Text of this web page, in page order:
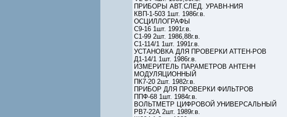
ПРИБОРЫ АВТ.СЛЕД. УРАВН-НИЯ
КВП-1-503 1шт. 1986г.в.
ОСЦИЛЛОГРАФЫ
С9-16 1шт. 1991г.в.
С1-99 2шт. 1986,88г.в.
С1-114/1 1шт. 1991г.в.
УСТАНОВКА ДЛЯ ПРОВЕРКИ АТТЕН-РОВ
Д1-14/1 1шт. 1986г.в.
ИЗМЕРИТЕЛЬ ПАРАМЕТРОВ АНТЕНН
МОДУЛЯЦИОННЫЙ
ПК7-20 2шт. 1982г.в.
ПРИБОР ДЛЯ ПРОВЕРКИ ФИЛЬТРОВ
ППФ-68 1шт. 1984г.в.
ВОЛЬТМЕТР ЦИФРОВОЙ УНИВЕРСАЛЬНЫЙ
РВ7-22А 2шт. 1989г.в.